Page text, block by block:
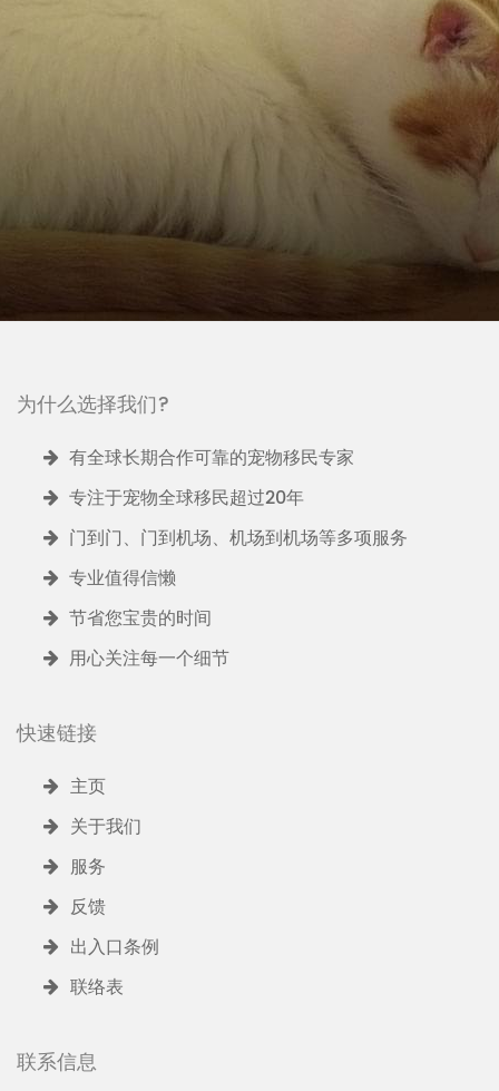
为什么选择我们?
有全球长期合作可靠的宠物移民专家
专注于宠物全球移民超过20年
门到门、门到机场、机场到机场等多项服务
专业值得信懒
节省您宝贵的时间
用心关注每一个细节
快速链接
主页
关于我们
服务
反馈
出入口条例
联络表
联系信息